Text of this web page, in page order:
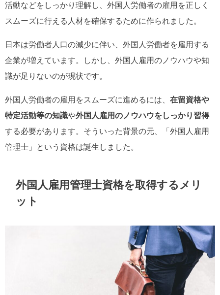
活動などをしっかり理解し、外国人労働者の雇用を正しく
スムーズに行える人材を確保するために作られました。
日本は労働者人口の減少に伴い、外国人労働者を雇用する
企業が増えています。しかし、外国人雇用のノウハウや知
識が足りないのが現状です。
外国人労働者の雇用をスムーズに進めるには、 在留資格や
特定活動等の知識や外国人雇用のノウハウをしっかり習得
する必要があります。そういった背景の元、「外国人雇用
管理士」という資格は誕生しました。
外国人雇用管理士資格を取得するメリ
ット